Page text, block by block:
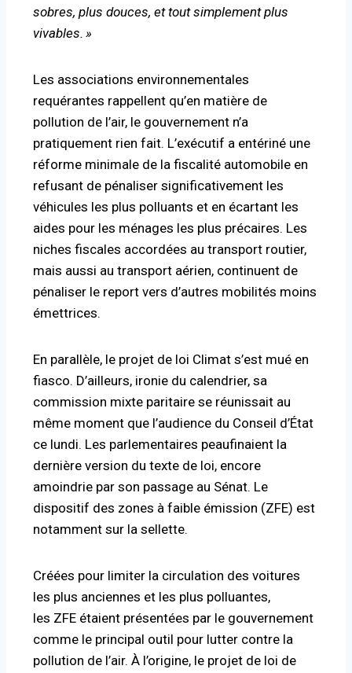
sobres, plus douces, et tout simplement plus
vivables. »
Les associations environnementales
requérantes rappellent qu’en matière de
pollution de l’air, le gouvernement n’a
pratiquement rien fait. L’exécutif a entériné une
réforme minimale de la fiscalité automobile en
refusant de pénaliser significativement les
véhicules les plus polluants et en écartant les
aides pour les ménages les plus précaires. Les
niches fiscales accordées au transport routier,
mais aussi au transport aérien, continuent de
pénaliser le report vers d’autres mobilités moins
émettrices.
En parallèle, le projet de loi Climat s’est mué en
fiasco. D’ailleurs, ironie du calendrier, sa
commission mixte paritaire se réunissait au
même moment que l’audience du Conseil d’État
ce lundi. Les parlementaires peaufinaient la
dernière version du texte de loi, encore
amoindrie par son passage au Sénat. Le
dispositif des zones à faible émission (ZFE) est
notamment sur la sellette.
Créées pour limiter la circulation des voitures
les plus anciennes et les plus polluantes,
les ZFE étaient présentées par le gouvernement
comme le principal outil pour lutter contre la
pollution de l’air. À l’origine, le projet de loi de